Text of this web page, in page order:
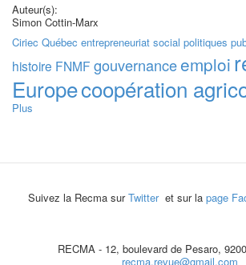
Auteur(s):
Simon Cottin-Marx
Ciriec Québec entrepreneuriat social politiques
histoire FNMF gouvernanceemploi
Europecoopération
Plus
Suivez la Recma surTwitter et sur la page
RECMA - 12, boulevard de Pesaro,
recma.revue@gmail.com